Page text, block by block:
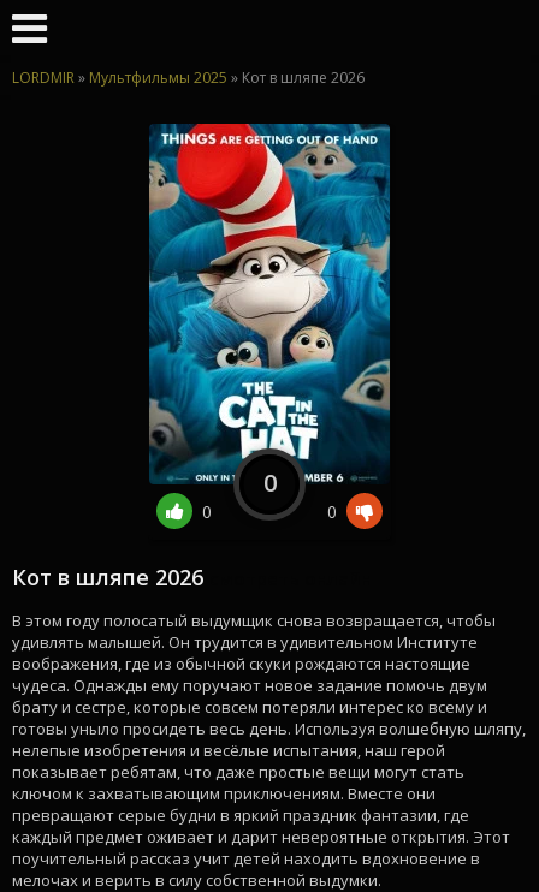
LORDMIR» Мультфильмы 2025 » Кот в шляпе 2026
Кот в шляпе 2026
В этом году полосатый выдумщик снова возвращается, чтобы
удивлять малышей. Он трудится в удивительном Институте
воображения, где из обычной скуки рождаются настоящие
чудеса. Однажды ему поручают новое задание помочь двум
брату и сестре, которые совсем потеряли интерес ко всему и
готовы уныло просидеть весь день. Используя волшебную шляпу,
нелепые изобретения и весёлые испытания, наш герой
показывает ребятам, что даже простые вещи могут стать
ключом к захватывающим приключениям. Вместе они
превращают серые будни в яркий праздник фантазии, где
каждый предмет оживает и дарит невероятные открытия. Этот
поучительный рассказ учит детей находить вдохновение в
мелочах и верить в силу собственной выдумки.
0
0
0